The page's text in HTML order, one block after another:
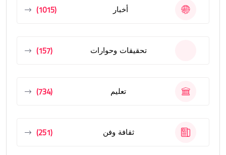
أخبار (1015)
تحقيقات وحوارات (157)
تعليم (734)
ثقافة وفن (251)